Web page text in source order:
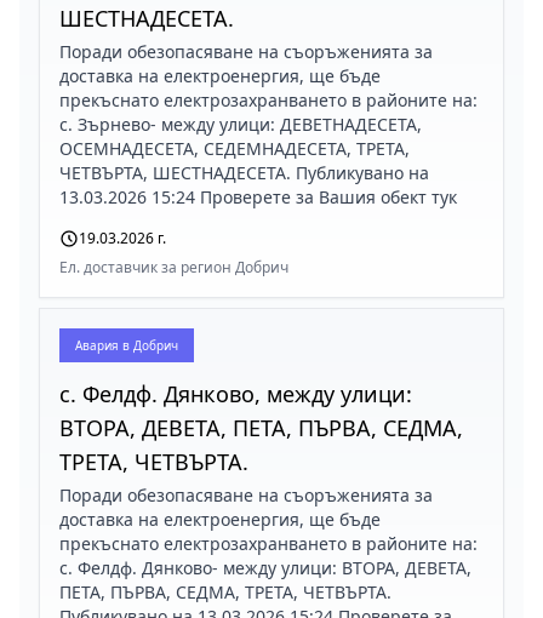
ШЕСТНАДЕСЕТА.
Поради обезопасяване на съоръженията за
доставка на електроенергия, ще бъде
прекъснато електрозахранването в районите на:
с. Зърнево- между улици: ДЕВЕТНАДЕСЕТА,
ОСЕМНАДЕСЕТА, СЕДЕМНАДЕСЕТА, ТРЕТА,
ЧЕТВЪРТА, ШЕСТНАДЕСЕТА. Публикувано на
13.03.2026 15:24 Проверете за Вашия обект тук
19.03.2026 г.
Ел. доставчик за регион Добрич
Авария в Добрич
с. Фелдф. Дянково, между улици:
ВТОРА, ДЕВЕТА, ПЕТА, ПЪРВА, СЕДМА,
ТРЕТА, ЧЕТВЪРТА.
Поради обезопасяване на съоръженията за
доставка на електроенергия, ще бъде
прекъснато електрозахранването в районите на:
с. Фелдф. Дянково- между улици: ВТОРА, ДЕВЕТА,
ПЕТА, ПЪРВА, СЕДМА, ТРЕТА, ЧЕТВЪРТА.